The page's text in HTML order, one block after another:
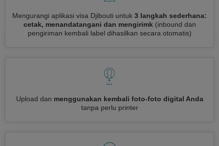
Mengurangi aplikasi visa Djibouti untuk 3 langkah sederhana:
cetak, menandatangani dan mengirimk (inbound dan
pengiriman kembali label dihasilkan secara otomatis)
Upload dan menggunakan kembali foto-foto digital Anda
tanpa perlu printer